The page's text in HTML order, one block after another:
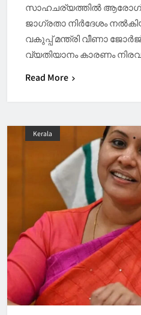
സാഹചര്യത്തിൽ
ജാഗ്രതാ നിർദേശം
വകുപ്പ് മന്ത്രി വീണാ
വ്യതിയാനം കാരണം
Read More
Kerala